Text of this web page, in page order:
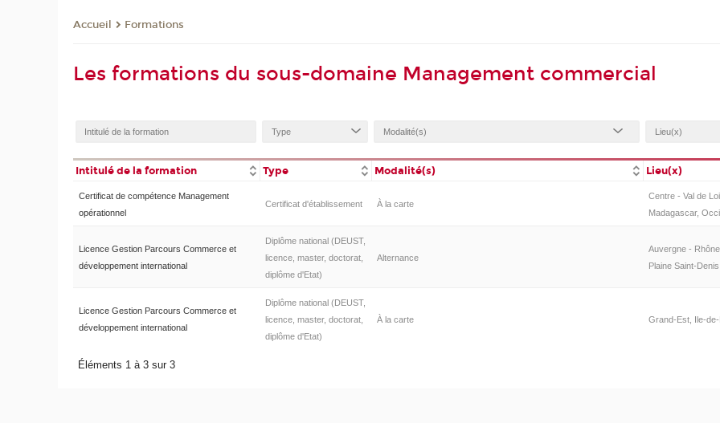
Accueil Formations
Les formations du sous-domaine Management commercial
Intitulé de la formation Type Modalité(s) Lieu(x)
Certificat de compétence Management
opérationnel
Certificat d'établissement À la carte
Centre - Val de
Madagascar,
Licence Gestion Parcours Commerce et
développement international
Diplôme national (DEUST,
licence, master, doctorat,
diplôme d'Etat)
Alternance
Auvergne -
Plaine Saint-
Licence Gestion Parcours Commerce et
développement international
Diplôme national (DEUST,
licence, master, doctorat,
diplôme d'Etat)
À la carte Grand-Est, Ile-
Éléments 1 à 3 sur 3